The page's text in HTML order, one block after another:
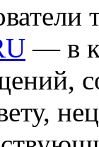
— в